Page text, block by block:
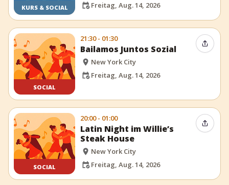
KURS & SOCIAL
Freitag, Aug. 14, 2026
SOCIAL
21:30 - 01:30
Bailamos Juntos Sozial
New York City
Freitag, Aug. 14, 2026
Event
SOCIAL
20:00 - 01:00
Latin Night im Willie’s
Steak House
New York City
Freitag, Aug. 14, 2026
Event